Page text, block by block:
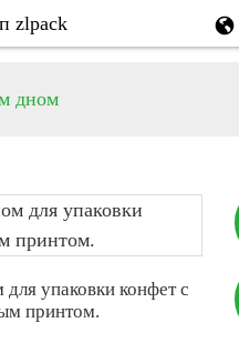
+8617753933792
дном
упаковки конфет с
принтом.